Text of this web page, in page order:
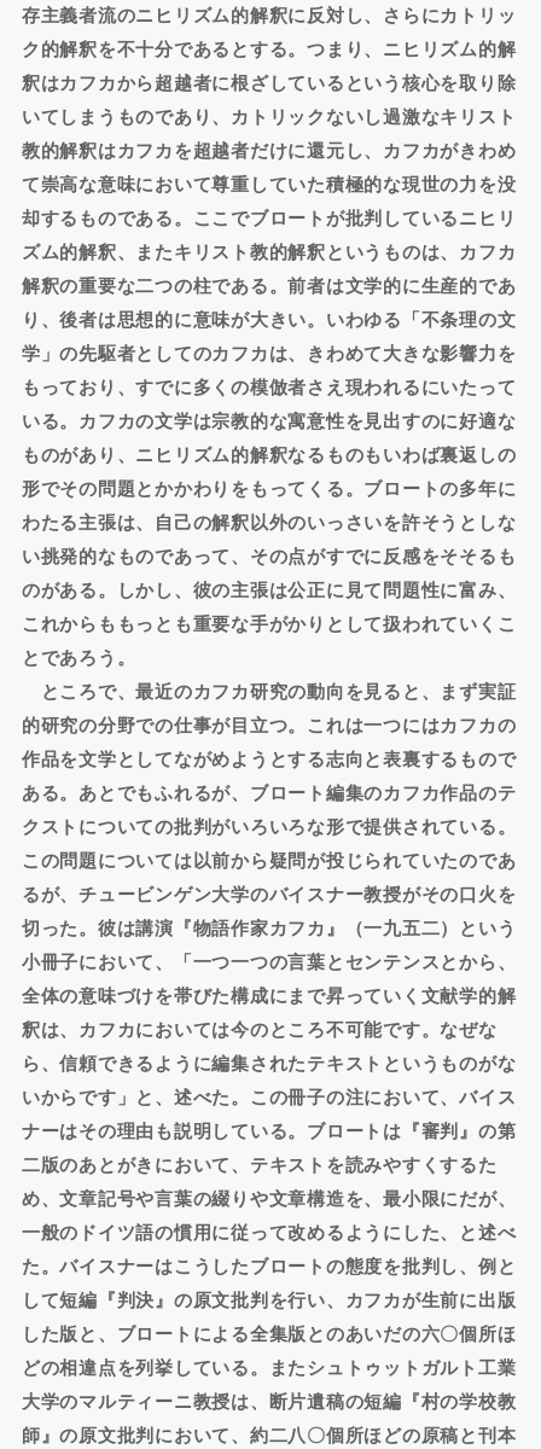
存主義者流のニヒリズム的解釈に反対し、さらにカトリッ
ク的解釈を不十分であるとする。つまり、ニヒリズム的解
釈はカフカから超越者に根ざしているという核心を取り除
いてしまうものであり、カトリックないし過激なキリスト
教的解釈はカフカを超越者だけに還元し、カフカがきわめ
て崇高な意味において尊重していた積極的な現世の力を没
却するものである。ここでブロートが批判しているニヒリ
ズム的解釈、またキリスト教的解釈というものは、カフカ
解釈の重要な二つの柱である。前者は文学的に生産的であ
り、後者は思想的に意味が大きい。いわゆる「不条理の文
学」の先駆者としてのカフカは、きわめて大きな影響力を
もっており、すでに多くの模倣者さえ現われるにいたって
いる。カフカの文学は宗教的な寓意性を見出すのに好適な
ものがあり、ニヒリズム的解釈なるものもいわば裏返しの
形でその問題とかかわりをもってくる。ブロートの多年に
わたる主張は、自己の解釈以外のいっさいを許そうとしな
い挑発的なものであって、その点がすでに反感をそそるも
のがある。しかし、彼の主張は公正に見て問題性に富み、
これからももっとも重要な手がかりとして扱われていくこ
とであろう。
ところで、最近のカフカ研究の動向を見ると、まず実証
的研究の分野での仕事が目立つ。これは一つにはカフカの
作品を文学としてながめようとする志向と表裏するもので
ある。あとでもふれるが、ブロート編集のカフカ作品のテ
クストについての批判がいろいろな形で提供されている。
この問題については以前から疑問が投じられていたのであ
るが、チュービンゲン大学のバイスナー教授がその口火を
切った。彼は講演『物語作家カフカ』（一九五二）という
小冊子において、「一つ一つの言葉とセンテンスとから、
全体の意味づけを帯びた構成にまで昇っていく文献学的解
釈は、カフカにおいては今のところ不可能です。なぜな
ら、信頼できるように編集されたテキストというものがな
いからです」と、述べた。この冊子の注において、バイス
ナーはその理由も説明している。ブロートは『審判』の第
二版のあとがきにおいて、テキストを読みやすくするた
め、文章記号や言葉の綴りや文章構造を、最小限にだが、
一般のドイツ語の慣用に従って改めるようにした、と述べ
た。バイスナーはこうしたブロートの態度を批判し、例と
して短編『判決』の原文批判を行い、カフカが生前に出版
した版と、ブロートによる全集版とのあいだの六〇個所ほ
どの相違点を列挙している。またシュトゥットガルト工業
大学のマルティーニ教授は、断片遺稿の短編『村の学校教
師』の原文批判において、約二八〇個所ほどの原稿と刊本